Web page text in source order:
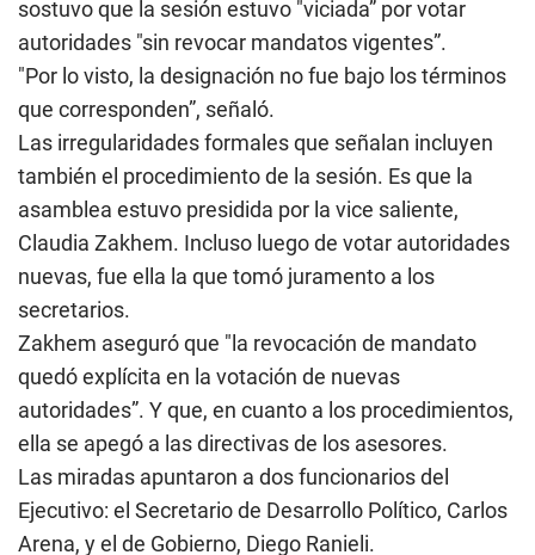
sostuvo que la sesión estuvo "viciada” por votar
autoridades "sin revocar mandatos vigentes”.
"Por lo visto, la designación no fue bajo los términos
que corresponden”, señaló.
Las irregularidades formales que señalan incluyen
también el procedimiento de la sesión. Es que la
asamblea estuvo presidida por la vice saliente,
Claudia Zakhem. Incluso luego de votar autoridades
nuevas, fue ella la que tomó juramento a los
secretarios.
Zakhem aseguró que "la revocación de mandato
quedó explícita en la votación de nuevas
autoridades”. Y que, en cuanto a los procedimientos,
ella se apegó a las directivas de los asesores.
Las miradas apuntaron a dos funcionarios del
Ejecutivo: el Secretario de Desarrollo Político, Carlos
Arena, y el de Gobierno, Diego Ranieli.